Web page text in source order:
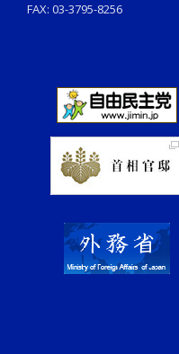
FAX: 03-3795-8256